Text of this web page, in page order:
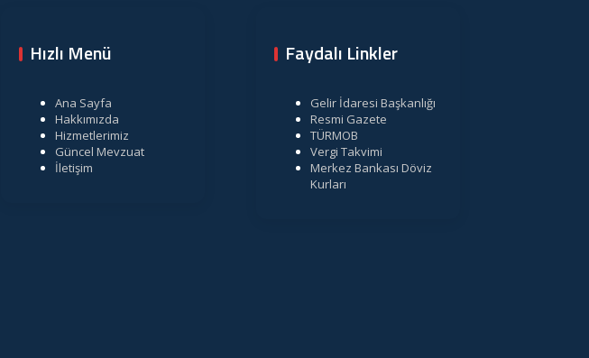
Hızlı Menü
Ana Sayfa
Hakkımızda
Hizmetlerimiz
Güncel Mevzuat
İletişim
Faydalı Linkler
Gelir İdaresi Başkanlığı
Resmi Gazete
TÜRMOB
Vergi Takvimi
Merkez Bankası Döviz
Kurları